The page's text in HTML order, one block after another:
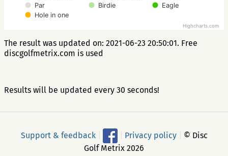
Par
Birdie
Eagle
Hole in one
Highcharts.com
The result was updated on: 2021-06-23 20:50:01. Free
discgolfmetrix.com is used
Results will be updated every 30 seconds!
Support & feedback Privacy policy
© Disc
Golf Metrix 2026